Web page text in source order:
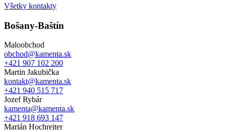
Všetky kontakty
Bošany-Baštín
Maloobchod
obchod@kamenta.sk
+421 907 102 200
Martin Jakubička
kontakt@kamenta.sk
+421 940 515 717
Jozef Rybár
kamenta@kamenta.sk
+421 918 693 147
Marián Hochreiter